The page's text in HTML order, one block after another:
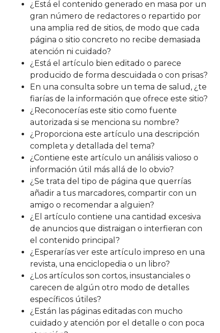
¿Está el contenido generado en masa por un
gran número de redactores o repartido por
una amplia red de sitios, de modo que cada
página o sitio concreto no recibe demasiada
atención ni cuidado?
¿Está el artículo bien editado o parece
producido de forma descuidada o con prisas?
En una consulta sobre un tema de salud, ¿te
fiarías de la información que ofrece este sitio?
¿Reconocerías este sitio como fuente
autorizada si se menciona su nombre?
¿Proporciona este artículo una descripción
completa y detallada del tema?
¿Contiene este artículo un análisis valioso o
información útil más allá de lo obvio?
¿Se trata del tipo de página que querrías
añadir a tus marcadores, compartir con un
amigo o recomendar a alguien?
¿El artículo contiene una cantidad excesiva
de anuncios que distraigan o interfieran con
el contenido principal?
¿Esperarías ver este artículo impreso en una
revista, una enciclopedia o un libro?
¿Los artículos son cortos, insustanciales o
carecen de algún otro modo de detalles
específicos útiles?
¿Están las páginas editadas con mucho
cuidado y atención por el detalle o con poca